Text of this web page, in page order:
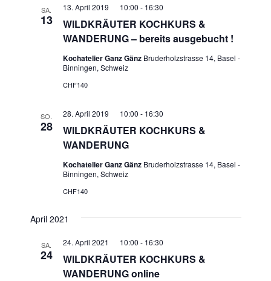
SA.
13
WILDKRÄUTER KOCHKURS &
WANDERUNG – bereits ausgebucht !
13. April 2019 10:00 - 16:30
Kochatelier Ganz Gänz Bruderholzstrasse 14, Basel -
Binningen, Schweiz
CHF140
SO.
28
WILDKRÄUTER KOCHKURS &
WANDERUNG
28. April 2019 10:00 - 16:30
Kochatelier Ganz Gänz Bruderholzstrasse 14, Basel -
Binningen, Schweiz
CHF140
April 2021
SA.
24
WILDKRÄUTER KOCHKURS &
WANDERUNG online
24. April 2021 10:00 - 16:30